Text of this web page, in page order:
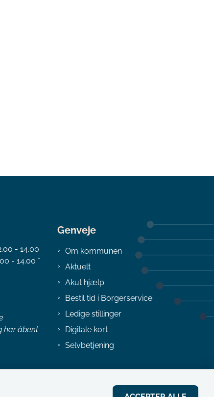
- 14.00
- 14.00 *
har åbent
Genveje
Om kommunen
Aktuelt
Akut hjælp
Bestil tid i Borgerservice
Ledige stillinger
Digitale kort
Selvbetjening